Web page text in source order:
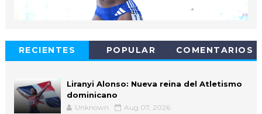
RECIENTES POPULAR COMENTARIOS
Liranyi Alonso: Nueva reina del Atletismo
dominicano
Unknown Aug 07, 2026